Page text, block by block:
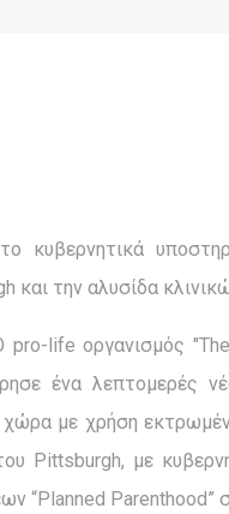
κυβερνητικά
και την αλυσίδα
pro-life οργανισμός
ένα λεπτομερές
χώρα με χρήση
Pittsburgh, με
“Planned